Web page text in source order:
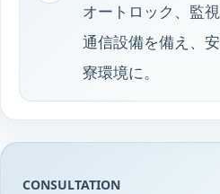
オートロック、監
通信設備を備え、
寮環境に。
CONSULTATION